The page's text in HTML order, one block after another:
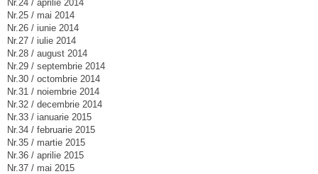
Nr.24 / aprilie 2014
Nr.25 / mai 2014
Nr.26 / iunie 2014
Nr.27 / iulie 2014
Nr.28 / august 2014
Nr.29 / septembrie 2014
Nr.30 / octombrie 2014
Nr.31 / noiembrie 2014
Nr.32 / decembrie 2014
Nr.33 / ianuarie 2015
Nr.34 / februarie 2015
Nr.35 / martie 2015
Nr.36 / aprilie 2015
Nr.37 / mai 2015